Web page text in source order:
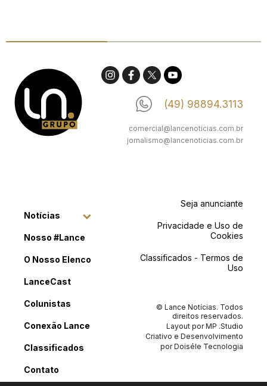
(49) 98894.3113
comercial@lancenoticias.com.br
jornalismo@lancenoticias.com.br
Notícias
Nosso #Lance
O Nosso Elenco
LanceCast
Colunistas
Conexão Lance
Classificados
Contato
Seja anunciante
Privacidade e Uso de
Cookies
Classificados - Termos de
Uso
© Lance Notícias. Todos
direitos reservados.
Layout porMP .Studio
Criativo e Desenvolvimento
porDoiséle Tecnologia